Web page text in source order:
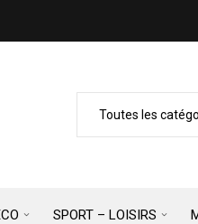
SPORT – LOISIRS